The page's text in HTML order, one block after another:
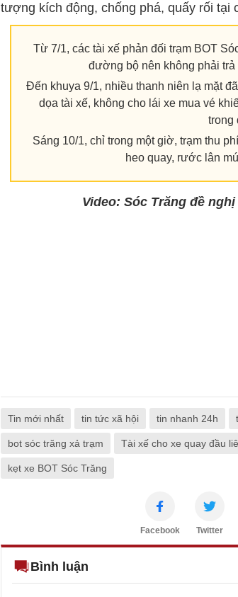
tượng kích động, chống phá, quấy rối tại
Từ 7/1, các tài xế phản đối trạm BOT
đường bộ nên không phải
Đến khuya 9/1, nhiều thanh niên lạ mặt
dọa tài xế, không cho lái xe mua vé
trong
Sáng 10/1, chỉ trong một giờ, trạm thu
heo quay, rước lân
Video: Sóc Trăng đề
Tin mới nhất tin tức xã hội tin nhanh 24h
bot sóc trăng xả trạm Tài xế cho xe quay đầu
kẹt xe BOT Sóc Trăng
Facebook Twitter
Bình luận